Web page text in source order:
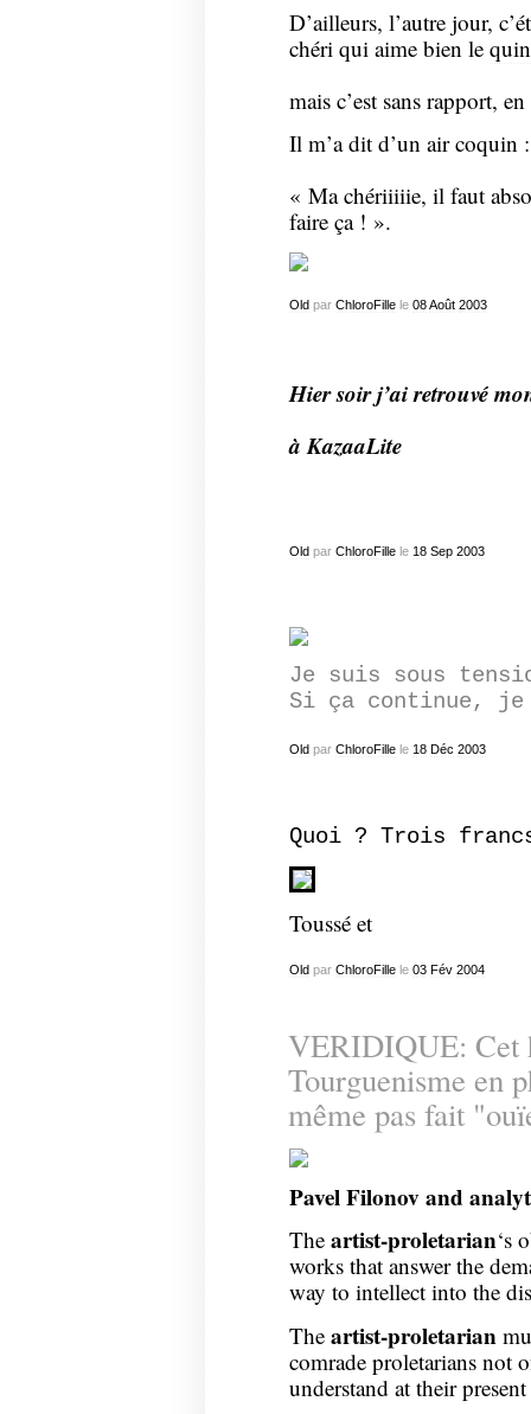
D’ailleurs, l’autre jour,
chéri qui aime bien le
mais c’est sans rapport,
Il m’a dit d’un air coquin :
« Ma chériiiiie, il faut
faire ça ! ».
Oldpar ChloroFillele 08 Août 2003
Hier soir j’ai retrouvé
à KazaaLite
Old par ChloroFillele 18 Sep 2003
Je suis sous
Si ça continue, je
Oldpar ChloroFillele 18 Déc 2003
Quoi ? Trois
Toussé et
Oldpar ChloroFillele 03 Fév 2004
VERIDIQUE: Cet
Tourguenisme en
même pas fait
Pavel Filonovand
The artist-proletarian‘s
works that answer the
way to intellect into the
The artist-proletarian
comrade proletarians not
understand at their